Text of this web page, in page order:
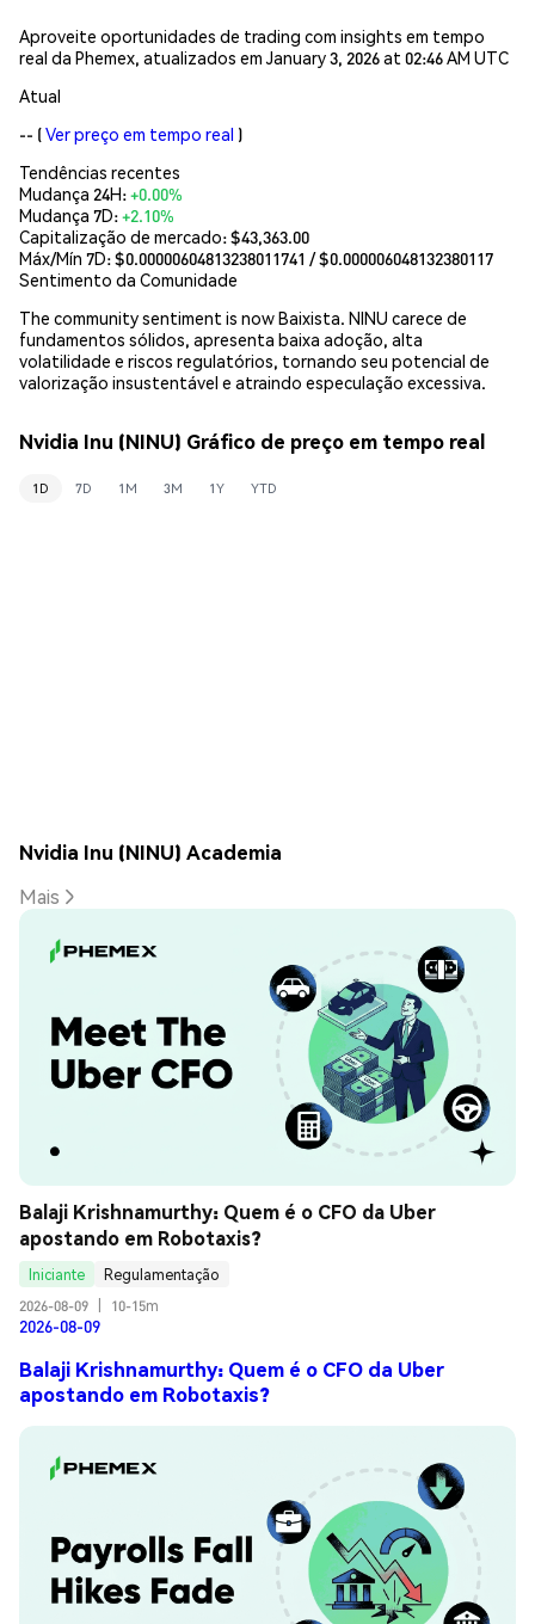
Aproveite oportunidades de trading com insights em tempo
real da Phemex, atualizados em January 3, 2026 at 02:46 AM UTC
Atual
-- (Ver preço em tempo real )
Tendências recentes
Mudança 24H:+0.00%
Mudança 7D:+2.10%
Capitalização de mercado:$43,363.00
Máx/Mín 7D: $0.00000604813238011741 / $0.000006048132380117
Sentimento da Comunidade
The community sentiment is now Baixista. NINU carece de
fundamentos sólidos, apresenta baixa adoção, alta
volatilidade e riscos regulatórios, tornando seu potencial de
valorização insustentável e atraindo especulação excessiva.
Nvidia Inu (NINU) Gráfico de preço em tempo real
1D 7D 1M 3M 1Y YTD
Nvidia Inu (NINU) Academia
Mais
Balaji Krishnamurthy: Quem é o CFO da Uber
apostando em Robotaxis?
Iniciante
Regulamentação
2026-08-09
10-15m
2026-08-09
Balaji Krishnamurthy: Quem é o CFO da Uber
apostando em Robotaxis?